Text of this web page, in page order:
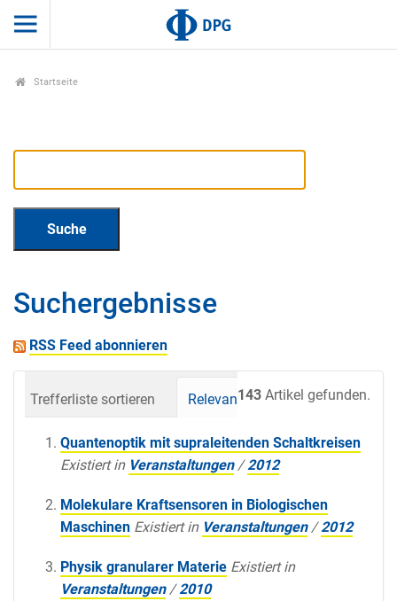
Startseite
Suchergebnisse
RSS Feed abonnieren
143 Artikel gefunden.
Trefferliste sortieren Relevanz Datum
Quantenoptik mit supraleitenden Schaltkreisen
Existiert in Veranstaltungen /2012
Molekulare Kraftsensoren in Biologischen
Maschinen Existiert in Veranstaltungen /2012
Physik granularer Materie Existiert in
Veranstaltungen /2010